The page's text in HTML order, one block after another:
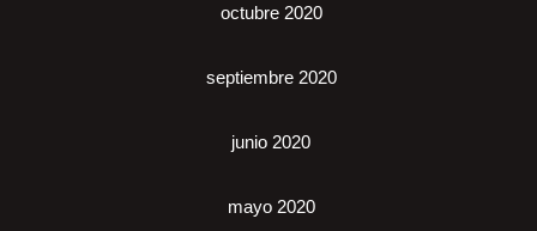
octubre 2020
septiembre 2020
junio 2020
mayo 2020